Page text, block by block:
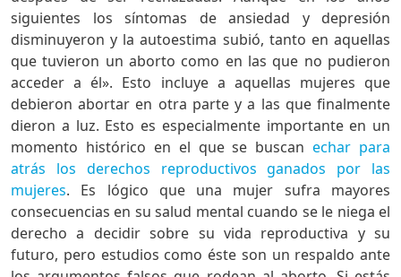
siguientes los síntomas de ansiedad y depresión
disminuyeron y la autoestima subió, tanto en aquellas
que tuvieron un aborto como en las que no pudieron
acceder a él». Esto incluye a aquellas mujeres que
debieron abortar en otra parte y a las que finalmente
dieron a luz. Esto es especialmente importante en un
momento histórico en el que se buscanechar para
atrás los derechos reproductivos ganados por las
mujeres. Es lógico que una mujer sufra mayores
consecuencias en su salud mental cuando se le niega el
derecho a decidir sobre su vida reproductiva y su
futuro, pero estudios como éste son un respaldo ante